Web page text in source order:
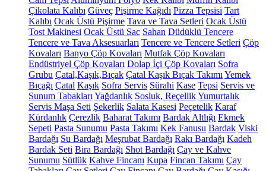
Çikolata Kalıbı Güveç Pişirme Kağıdı Pizza Tepsisi Tart
Kalıbı Ocak Üstü Pişirme Tava ve Tava Setleri Ocak Üstü
Tost Makinesi Ocak Üstü Sac Sahan Düdüklü Tencere
Tencere ve Tava Aksesuarları Tencere ve Tencere Setleri Çöp
Kovaları Banyo Çöp Kovaları Mutfak Çöp Kovaları
Endüstriyel Çöp Kovaları Dolap İçi Çöp Kovaları Sofra
Grubu Çatal,Kaşık,Bıçak Çatal Kaşık Bıçak Takımı Yemek
Bıçağı Çatal Kaşık Sofra Servis Sürahi Kase Tepsi Servis ve
Sunum Tabakları Yağdanlık Sosluk, ReçellikYumurtalık
Servis Maşa Seti Şekerlik Salata Kasesi Peçetelik Karaf
Kürdanlık Çerezlik Baharat Takımı Bardak Altlığı Ekmek
Sepeti Pasta Sunumu Pasta Takımı Kek Fanusu Bardak Viski
Bardağı Su Bardağı Meşrubat Bardağı Rakı Bardağı Kadeh
Bardak Seti Bira Bardağı Shot Bardağı Çay ve Kahve
Sunumu Sütlük Kahve Fincanı Kupa Fincan Takımı Çay